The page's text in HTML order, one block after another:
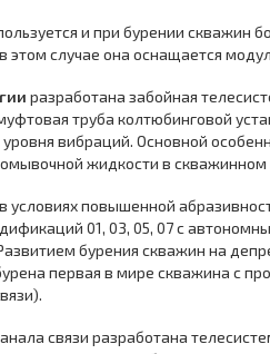
и при бурении скважин
этом случае она оснащается
разработана забойная
труба колтюбинговой
вибраций. Основной
жидкости в скважинном
в условиях повышенной
01, 03, 05, 07 с
бурения скважин на
первая в мире скважина с
связи разработана